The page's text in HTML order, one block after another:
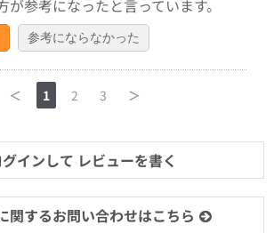
が参考になったと言っています。
参考にならなかった
＜ 1 2 3 ＞
グインして レビューを書く
関するお問い合わせはこちら